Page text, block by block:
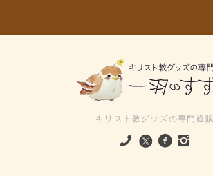
キリスト教グッズの専門通販